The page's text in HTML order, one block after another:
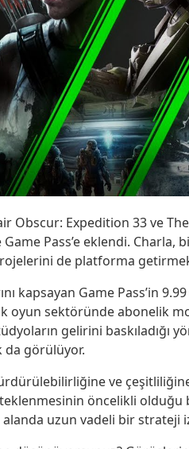
Obscur: Expedition 33 ve
Game Pass’e eklendi.
de platforma
kapsayan Game Pass’in
oyun sektöründe abonelik
gelirini baskıladığı
da görülüyor.
ve
öncelikli olduğu
uzun vadeli bir strateji